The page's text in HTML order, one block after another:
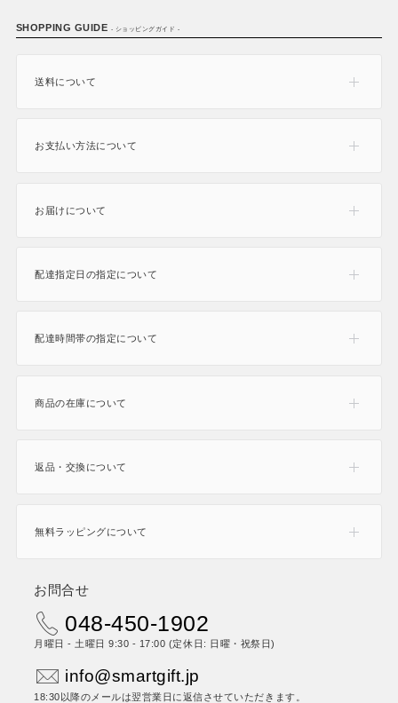
SHOPPING GUIDE - ショッピングガイド -
送料について
お支払い方法について
お届けについて
配達指定日の指定について
配達時間帯の指定について
商品の在庫について
返品・交換について
無料ラッピングについて
お問合せ
048-450-1902
月曜日 - 土曜日 9:30 - 17:00 (定休日: 日曜・祝祭日)
info@smartgift.jp
18:30以降のメールは翌営業日に返信させていただきます。